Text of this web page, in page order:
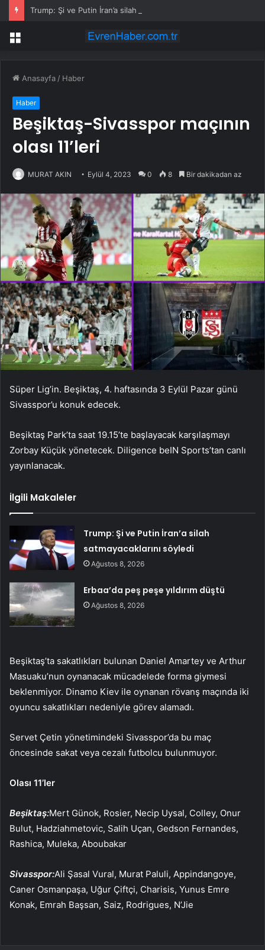
Trump: Şi ve Putin İran’a silah satmayacaklarını söyledi
Menü
Anasayfa / Haber
Haber
Beşiktaş-Sivasspor maçının
olası 11’leri
MURAT AKIN Eylül 4, 2023 0 8 Bir dakikadan az
Süper Lig’in. Beşiktaş, 4. haftasında 3 Eylül Pazar günü
Sivasspor’u konuk edecek.
Beşiktaş Park’ta saat 19.15’te başlayacak karşılaşmayı
Zorbay Küçük yönetecek. Diligence beIN Sports’tan canlı
yayınlanacak.
İlgili Makaleler
Trump: Şi ve Putin İran’a silah
satmayacaklarını söyledi
Ağustos 8, 2026
Erbaa’da peş peşe yıldırım düştü
Ağustos 8, 2026
Beşiktaş’ta sakatlıkları bulunan Daniel Amartey ve Arthur
Masuaku’nun oynanacak mücadelede forma giymesi
beklenmiyor. Dinamo Kiev ile oynanan rövanş maçında iki
oyuncu sakatlıkları nedeniyle görev alamadı.
Servet Çetin yönetimindeki Sivasspor’da bu maç
öncesinde sakat veya cezalı futbolcu bulunmuyor.
Olası 11’ler
Beşiktaş:Mert Günok, Rosier, Necip Uysal, Colley, Onur
Bulut, Hadziahmetovic, Salih Uçan, Gedson Fernandes,
Rashica, Muleka, Aboubakar
Sivasspor:Ali Şasal Vural, Murat Paluli, Appindangoye,
Caner Osmanpaşa, Uğur Çiftçi, Charisis, Yunus Emre
Konak, Emrah Başsan, Saiz, Rodrigues, N’Jie